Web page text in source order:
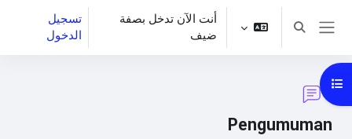
تخطى إلى المحتوى الرئيسي
تبديل إدخال البحث
أنت الآن تدخل بصفة
ضيف
تسجيل
الدخول
Pengumuman
فتح فهرس المقرر